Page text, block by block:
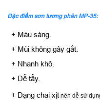
Đặc điểm sơn tương phản MP-35:
+ Màu sáng.
+ Mùi không gây gắt.
+ Nhanh khô.
+ Dễ tẩy.
+ Dạng chai xịt nên dễ sử